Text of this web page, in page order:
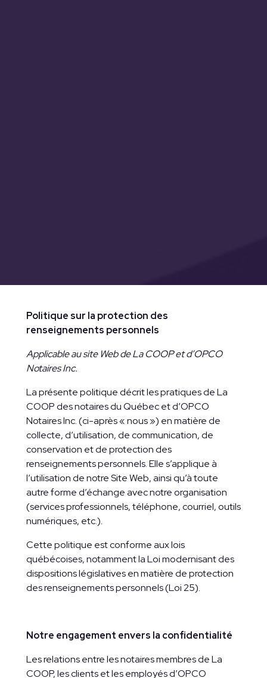
Politique sur la protection des
renseignements personnels
Applicable au site Web de La COOP et d’OPCO
Notaires Inc.
La présente politique décrit les pratiques de La
COOP des notaires du Québec et d’OPCO
Notaires Inc. (ci-après « nous ») en matière de
collecte, d’utilisation, de communication, de
conservation et de protection des
renseignements personnels. Elle s’applique à
l’utilisation de notre Site Web, ainsi qu’à toute
autre forme d’échange avec notre organisation
(services professionnels, téléphone, courriel, outils
numériques, etc.).
Cette politique est conforme aux lois
québécoises, notamment la Loi modernisant des
dispositions législatives en matière de protection
des renseignements personnels (Loi 25).
Notre engagement envers la confidentialité
Les relations entre les notaires membres de La
COOP, les clients et les employés d’OPCO